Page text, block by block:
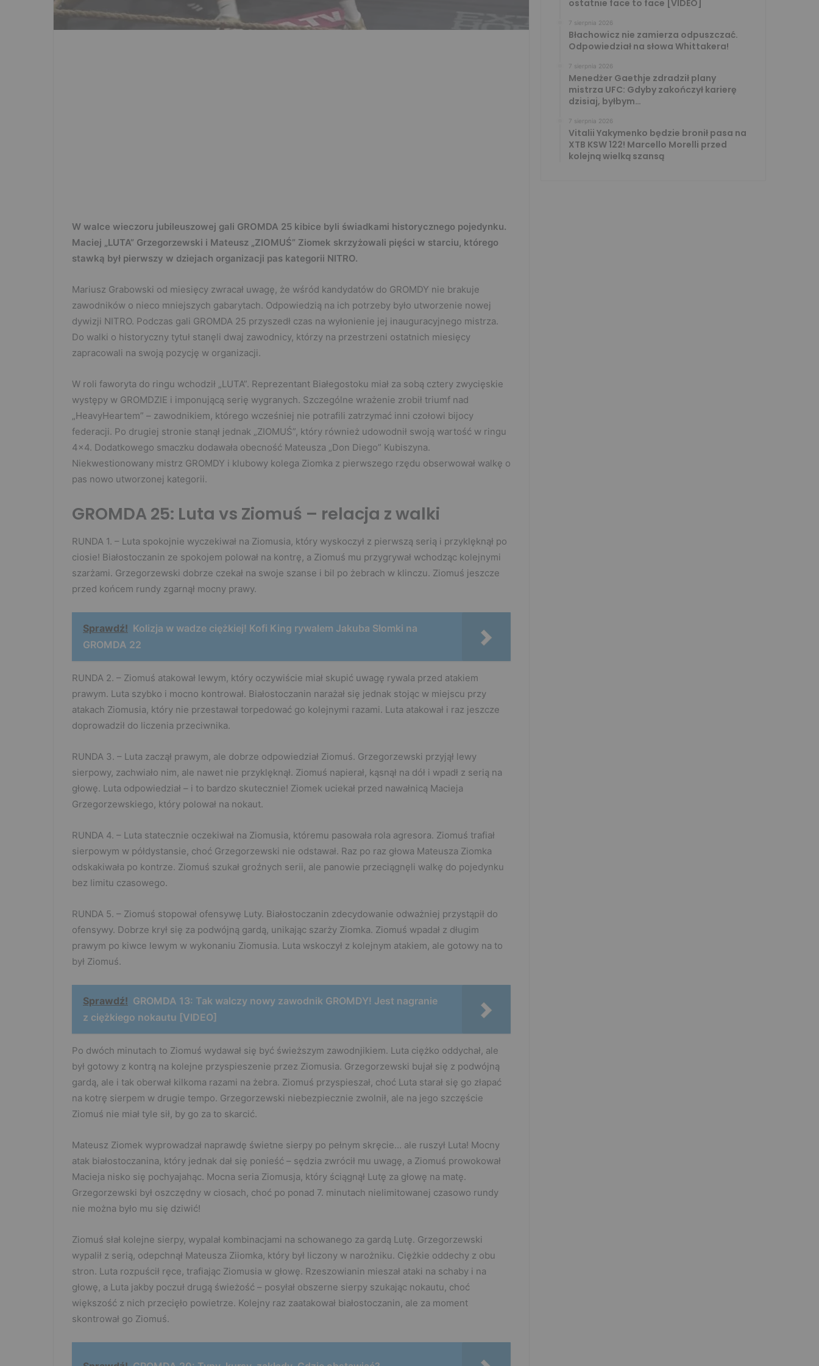
W walce wieczoru jubileuszowej gali GROMDA 25 kibice byli świadkami historycznego pojedynku.
Maciej „LUTA” Grzegorzewski i Mateusz „ZIOMUŚ” Ziomek skrzyżowali pięści w starciu, którego
stawką był pierwszy w dziejach organizacji pas kategorii NITRO.
Mariusz Grabowski od miesięcy zwracał uwagę, że wśród kandydatów do GROMDY nie brakuje
zawodników o nieco mniejszych gabarytach. Odpowiedzią na ich potrzeby było utworzenie nowej
dywizji NITRO. Podczas gali GROMDA 25 przyszedł czas na wyłonienie jej inauguracyjnego mistrza.
Do walki o historyczny tytuł stanęli dwaj zawodnicy, którzy na przestrzeni ostatnich miesięcy
zapracowali na swoją pozycję w organizacji.
W roli faworyta do ringu wchodził „LUTA”. Reprezentant Białegostoku miał za sobą cztery zwycięskie
występy w GROMDZIE i imponującą serię wygranych. Szczególne wrażenie zrobił triumf nad
„HeavyHeartem” – zawodnikiem, którego wcześniej nie potrafili zatrzymać inni czołowi bijocy
federacji. Po drugiej stronie stanął jednak „ZIOMUŚ”, który również udowodnił swoją wartość w ringu
4×4. Dodatkowego smaczku dodawała obecność Mateusza „Don Diego” Kubiszyna.
Niekwestionowany mistrz GROMDY i klubowy kolega Ziomka z pierwszego rzędu obserwował walkę o
pas nowo utworzonej kategorii.
GROMDA 25: Luta vs Ziomuś – relacja z walki
RUNDA 1. – Luta spokojnie wyczekiwał na Ziomusia, który wyskoczył z pierwszą serią i przyklęknął po
ciosie! Białostoczanin ze spokojem polował na kontrę, a Ziomuś mu przygrywał wchodząc kolejnymi
szarżami. Grzegorzewski dobrze czekał na swoje szanse i bil po żebrach w klinczu. Ziomuś jeszcze
przed końcem rundy zgarnął mocny prawy.
Sprawdź! Kolizja w wadze ciężkiej! Kofi King rywalem Jakuba Słomki na
GROMDA 22
RUNDA 2. – Ziomuś atakował lewym, który oczywiście miał skupić uwagę rywala przed atakiem
prawym. Luta szybko i mocno kontrował. Białostoczanin narażał się jednak stojąc w miejscu przy
atakach Ziomusia, który nie przestawał torpedować go kolejnymi razami. Luta atakował i raz jeszcze
doprowadził do liczenia przeciwnika.
RUNDA 3. – Luta zaczął prawym, ale dobrze odpowiedział Ziomuś. Grzegorzewski przyjął lewy
sierpowy, zachwiało nim, ale nawet nie przyklęknął. Ziomuś napierał, kąsnął na dół i wpadł z serią na
głowę. Luta odpowiedział – i to bardzo skutecznie! Ziomek uciekał przed nawałnicą Macieja
Grzegorzewskiego, który polował na nokaut.
RUNDA 4. – Luta statecznie oczekiwał na Ziomusia, któremu pasowała rola agresora. Ziomuś trafiał
sierpowym w półdystansie, choć Grzegorzewski nie odstawał. Raz po raz głowa Mateusza Ziomka
odskakiwała po kontrze. Ziomuś szukał groźnych serii, ale panowie przeciągnęli walkę do pojedynku
bez limitu czasowego.
RUNDA 5. – Ziomuś stopował ofensywę Luty. Białostoczanin zdecydowanie odważniej przystąpił do
ofensywy. Dobrze krył się za podwójną gardą, unikając szarży Ziomka. Ziomuś wpadał z długim
prawym po kiwce lewym w wykonaniu Ziomusia. Luta wskoczył z kolejnym atakiem, ale gotowy na to
był Ziomuś.
Sprawdź! GROMDA 13: Tak walczy nowy zawodnik GROMDY! Jest nagranie
z ciężkiego nokautu [VIDEO]
Po dwóch minutach to Ziomuś wydawał się być świeższym zawodnjikiem. Luta ciężko oddychał, ale
był gotowy z kontrą na kolejne przyspieszenie przez Ziomusia. Grzegorzewski bujał się z podwójną
gardą, ale i tak oberwał kilkoma razami na żebra. Ziomuś przyspieszał, choć Luta starał się go złapać
na kotrę sierpem w drugie tempo. Grzegorzewski niebezpiecznie zwolnił, ale na jego szczęście
Ziomuś nie miał tyle sił, by go za to skarcić.
Mateusz Ziomek wyprowadzał naprawdę świetne sierpy po pełnym skręcie… ale ruszył Luta! Mocny
atak białostoczanina, który jednak dał się ponieść – sędzia zwrócił mu uwagę, a Ziomuś prowokował
Macieja nisko się pochyajahąc. Mocna seria Ziomusja, który ściągnął Lutę za głowę na matę.
Grzegorzewski był oszczędny w ciosach, choć po ponad 7. minutach nielimitowanej czasowo rundy
nie można było mu się dziwić!
Ziomuś słał kolejne sierpy, wypalał kombinacjami na schowanego za gardą Lutę. Grzegorzewski
wypalił z serią, odepchnął Mateusza Ziiomka, który był liczony w narożniku. Ciężkie oddechy z obu
stron. Luta rozpuścił ręce, trafiając Ziomusia w głowę. Rzeszowianin mieszał ataki na schaby i na
głowę, a Luta jakby poczuł drugą świeżość – posyłał obszerne sierpy szukając nokautu, choć
większość z nich przecięło powietrze. Kolejny raz zaatakował białostoczanin, ale za moment
skontrował go Ziomuś.
ostatnie face to face [VIDEO]
7 sierpnia 2026
Błachowicz nie zamierza odpuszczać.
Odpowiedział na słowa Whittakera!
7 sierpnia 2026
Menedżer Gaethje zdradził plany
mistrza UFC: Gdyby zakończył karierę
dzisiaj, byłbym…
7 sierpnia 2026
Vitalii Yakymenko będzie bronił pasa na
XTB KSW 122! Marcello Morelli przed
kolejną wielką szansą